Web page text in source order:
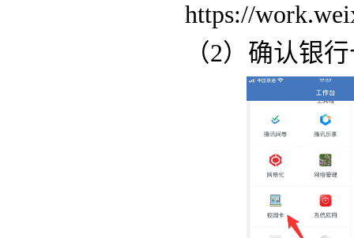
https://
（2）确认银